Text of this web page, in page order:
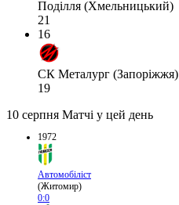
Поділля (Хмельницький)
21
16
СК Металург (Запоріжжя)
19
10 серпня Матчі у цей день
1972
Автомобіліст
(Житомир)
0:0